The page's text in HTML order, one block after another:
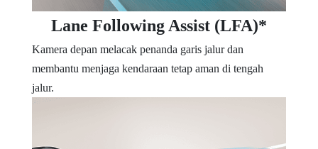
Lane Following Assist (LFA)*
Kamera depan melacak penanda garis jalur dan
membantu menjaga kendaraan tetap aman di tengah
jalur.